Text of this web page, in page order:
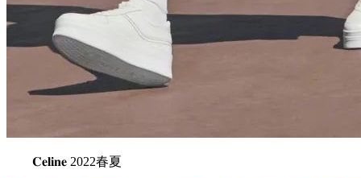
𝐂𝐞𝐥𝐢𝐧𝐞 2022春夏